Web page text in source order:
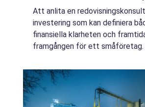
Att anlita en
investering som kan definiera
finansiella klarheten och
framgången för ett småföretag.
roll i att...